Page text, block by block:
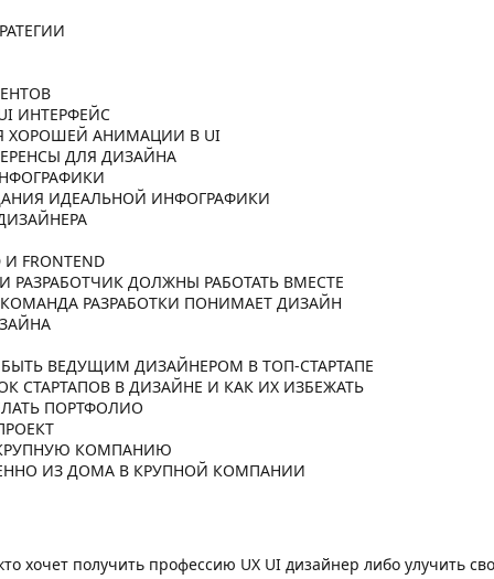
ИНТЕРФЕЙС
ХОРОШЕЙ АНИМАЦИИ В UI
ДЛЯ ДИЗАЙНА
ИДЕАЛЬНОЙ ИНФОГРАФИКИ
FRONTEND
РАЗРАБОТЧИК ДОЛЖНЫ РАБОТАТЬ ВМЕСТЕ
РАЗРАБОТКИ ПОНИМАЕТ ДИЗАЙН
ВЕДУЩИМ ДИЗАЙНЕРОМ В ТОП-СТАРТАПЕ
СТАРТАПОВ В ДИЗАЙНЕ И КАК ИХ ИЗБЕЖАТЬ
ПОРТФОЛИО
КОМПАНИЮ
ИЗ ДОМА В КРУПНОЙ КОМПАНИИ
хочет получить профессию UX UI дизайнер либо улучить